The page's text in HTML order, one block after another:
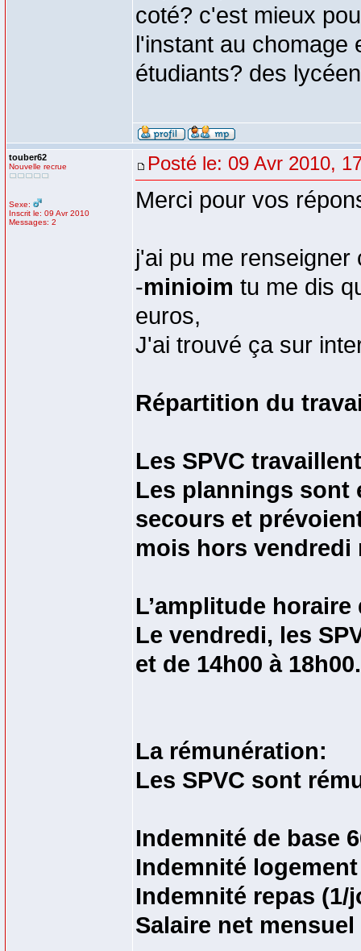
coté? c'est mieux
l'instant au chomage
étudiants? des
touber62
Nouvelle recrue
Sexe:
Inscrit le: 09 Avr 2010
Messages: 2
Posté le: 09 Avr 2010,
Merci pour vos
j'ai pu me
-minioim tu me dis
euros,
J'ai trouvé ça sur
Répartition du
Les SPVC
Les plannings sont
secours et
mois hors vendredi
L’amplitude
Le vendredi, les
et de 14h00 à 18h00.
La rémunération:
Les SPVC sont
Indemnité de base
Indemnité logement
Indemnité repas (1/
Salaire net mensuel